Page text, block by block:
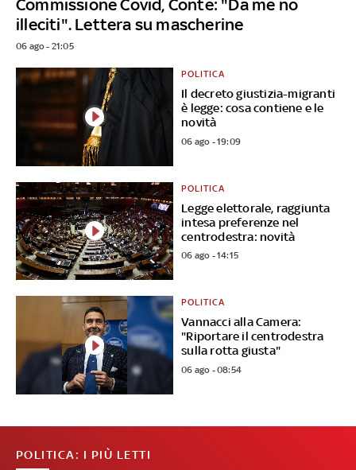
Commissione Covid, Conte: "Da me no
illeciti". Lettera su mascherine
06 ago - 21:05
Il decreto giustizia-migranti
è legge: cosa contiene e le
novità
POLITICA
06 ago - 19:09
Legge elettorale, raggiunta
intesa preferenze nel
centrodestra: novità
POLITICA
06 ago - 14:15
Vannacci alla Camera:
"Riportare il centrodestra
sulla rotta giusta"
POLITICA
06 ago - 08:54
POLITICA: I PIÙ LETTI